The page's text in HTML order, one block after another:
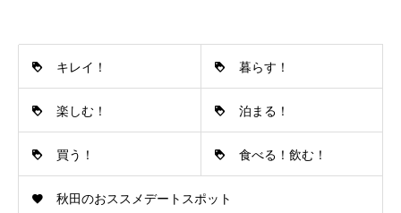
キレイ！ 暮らす！
楽しむ！ 泊まる！
買う！ 食べる！飲む！
秋田のおススメデートスポット